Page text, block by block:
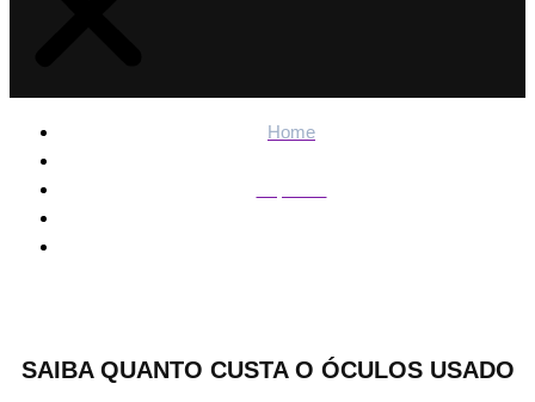
Home
SAIBA QUANTO CUSTA O ÓCULOS USADO